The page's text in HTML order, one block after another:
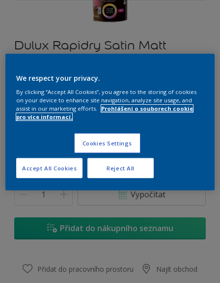
Dulux Rapidry Satin Matt
P8.50.31
Změnit odstín
2,5 L
Množství Kalkulačka pro výpočet barvy
Vypočítat
Přidat do nákupního seznamu
Přidat do pracovního prostoru Najít obchod
We respect your privacy.
By clicking “Accept All Cookies”, you agree to the storing of cookies
on your device to enhance site navigation, analyze site usage, and
assist in our marketing efforts.
Prohlášení o souborech cookie
pro více informací.
Cookies Settings
Reject All
Accept All Cookies